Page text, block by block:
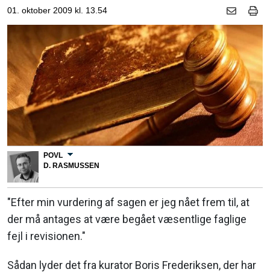
01. oktober 2009 kl. 13.54
POVL
D. RASMUSSEN
"Efter min vurdering af sagen er jeg nået frem til, at
der må antages at være begået væsentlige faglige
fejl i revisionen."
Sådan lyder det fra kurator Boris Frederiksen, der har